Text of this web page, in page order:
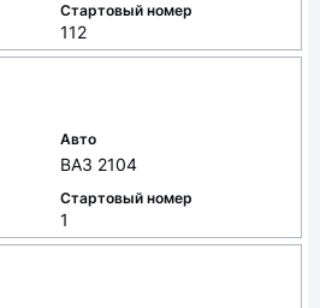
Стартовый номер
112
Авто
ВАЗ 2104
Стартовый номер
1